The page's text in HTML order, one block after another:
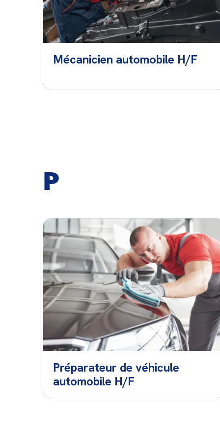
Mécanicien automobile H/F
P
Préparateur de véhicule
automobile H/F